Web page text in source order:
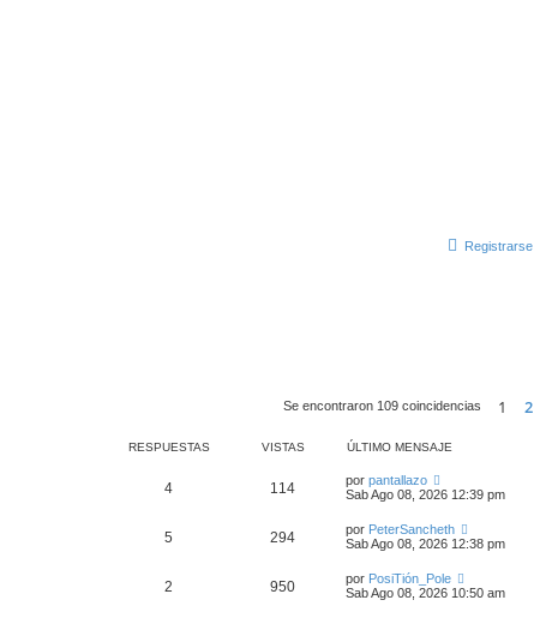
Registrarse
Se encontraron 109 coincidencias 1 2
RESPUESTAS VISTAS ÚLTIMO MENSAJE
4 114 por pantallazo
Sab Ago 08, 2026 12:39 pm
5 294 por PeterSancheth
Sab Ago 08, 2026 12:38 pm
2 950 por PosiTión_Pole
Sab Ago 08, 2026 10:50 am